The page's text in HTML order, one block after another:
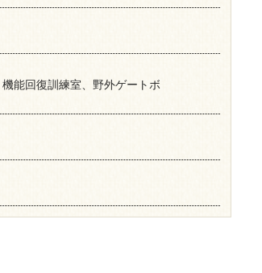
能回復訓練室、野外ゲートボ